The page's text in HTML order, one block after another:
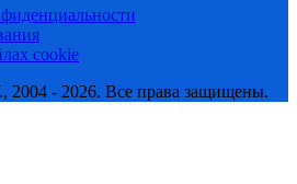
cookie
2004 - 2026. Все права защищены.